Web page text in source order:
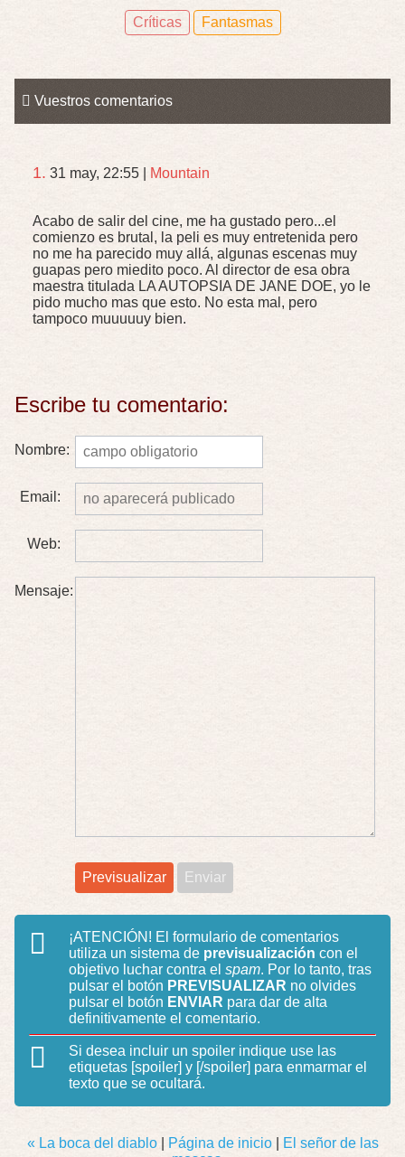
Críticas Fantasmas
Vuestros comentarios
1. 31 may, 22:55 Mountain
Acabo de salir del cine, me ha gustado pero...el
comienzo es brutal, la peli es muy entretenida pero
no me ha parecido muy allá, algunas escenas muy
guapas pero miedito poco. Al director de esa obra
maestra titulada LA AUTOPSIA DE JANE DOE, yo le
pido mucho mas que esto. No esta mal, pero
tampoco muuuuuy bien.
Escribe tu comentario:
Nombre:
Email:
Web:
Mensaje:
¡ATENCIÓN! El formulario de comentarios
utiliza un sistema de previsualización con el
objetivo luchar contra el spam. Por lo tanto, tras
pulsar el botón PREVISUALIZAR no olvides
pulsar el botón ENVIAR para dar de alta
definitivamente el comentario.
Si desea incluir un spoiler indique use las
etiquetas [spoiler] y [/spoiler] para enmarmar el
texto que se ocultará.
« La boca del diablo Página de inicio|
El señor de las